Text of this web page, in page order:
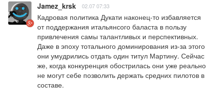
Jamez_krsk 02.07 07:33
Кадровая политика Дукати наконец-то избавляется
от поддержания итальянсого баласта в пользу
привлечения самы талантливых и перспективных.
Даже в эпоху тотального доминирования из-за этого
они умудрились отдать один титул Мартину. Сейчас
же, когда конкуренция обострилась они уже реально
не могут себе позволить держать средних пилотов в
составе.